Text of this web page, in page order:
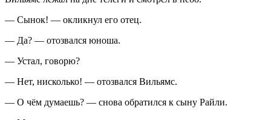
— Сынок! — окликнул его отец.
— Да? — отозвался юноша.
— Устал, говорю?
— Нет, нисколько! — отозвался Вильямс.
— О чём думаешь? — снова обратился к сыну Райли.